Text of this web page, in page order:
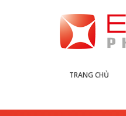
TRANG CHỦ